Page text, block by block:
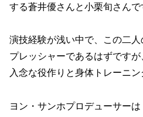
する蒼井優さんと小栗旬さんで
演技経験が浅い中で、この二
プレッシャーであるはずです
入念な役作りと身体トレーニン
ヨン・サンホプロデューサー